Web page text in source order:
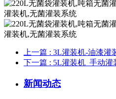
上一篇 : 3L灌装机-油漆灌
下一篇 : 5L灌装机_手动
新闻动态